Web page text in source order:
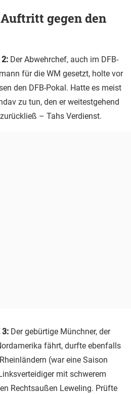
gegen den
2: Der Abwehrchef, auch im DFB-
für die WM gesetzt, holte vor
den DFB-Pokal. Hatte es meist
zu tun, den er weitestgehend
– Tahs Verdienst.
3: Der gebürtige Münchner, der
fährt, durfte ebenfalls
(war eine Saison
mit schwerem
Rechtsaußen Leweling. Prüfte